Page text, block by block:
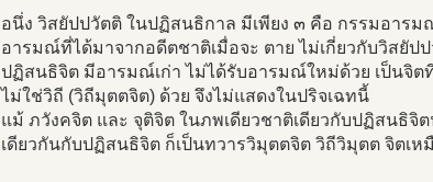
อนึ่ง วิสยัปปวัตติ ในปฏิสนธิกาล มีเพียง ๓ คือ กรรมอา
อารมณ์ที่ได้มาจากอดีตชาติเมื่อจะ ตาย ไม่เกี่ยวกับวิสยัป
ปฏิสนธิจิต มีอารมณ์เก่า ไม่ได้รับอารมณ์ใหม่ด้วย เป็นจิต
ไม่ใช่วิถี (วิถีมุตตจิต) ด้วย จึงไม่แสดงในปริจเฉทนี้
แม้ ภวังคจิต และ จุติจิต ในภพเดียวชาติเดียวกับปฏิสนธิจิ
เดียวกันกับปฏิสนธิจิต ก็เป็นทวารวิมุตตจิต วิถีวิมุตต จิตเ